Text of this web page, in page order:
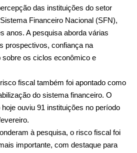
das instituições do setor
Financeiro Nacional (SFN),
anos. A pesquisa aborda várias
prospectivos, confiança na
sobre os ciclos econômico e
fiscal também foi apontado como
do sistema financeiro. O
ouviu 91 instituições no período
à pesquisa, o risco fiscal foi
importante, com destaque para